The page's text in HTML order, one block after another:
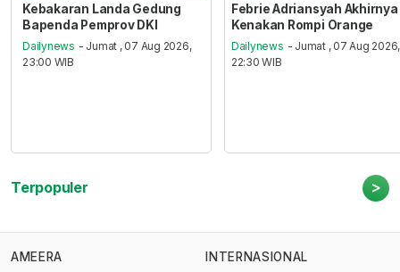
Kebakaran Landa Gedung
Bapenda Pemprov DKI
Dailynews - Jumat , 07 Aug 2026,
23:00 WIB
Febrie Adriansyah Akhirnya
Kenakan Rompi Orange
Dailynews - Jumat , 07 Aug 2026,
22:30 WIB
Terpopuler >
AMEERA INTERNASIONAL